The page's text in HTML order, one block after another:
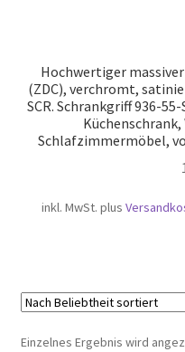
Hochwertiger
(ZDC), verchromt,
SCR. Schrankgriff 936-
Schlafzimmermöbel,
inkl. MwSt. plus
Einzelnes Ergebnis wird